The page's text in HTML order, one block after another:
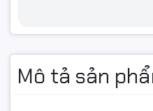
Mô tả sản
năng hữu
dụng
lỗ. Giảm màu, tự
người sử dụng.
gamma, xóa